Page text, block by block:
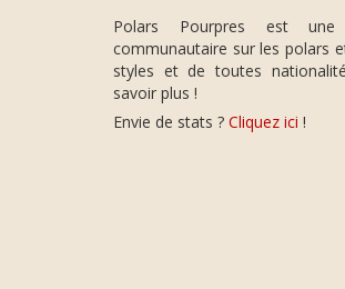
Polars Pourpres est
communautaire sur les polars
styles et de toutes
savoir plus !
Envie de stats ? Cliquez ici !